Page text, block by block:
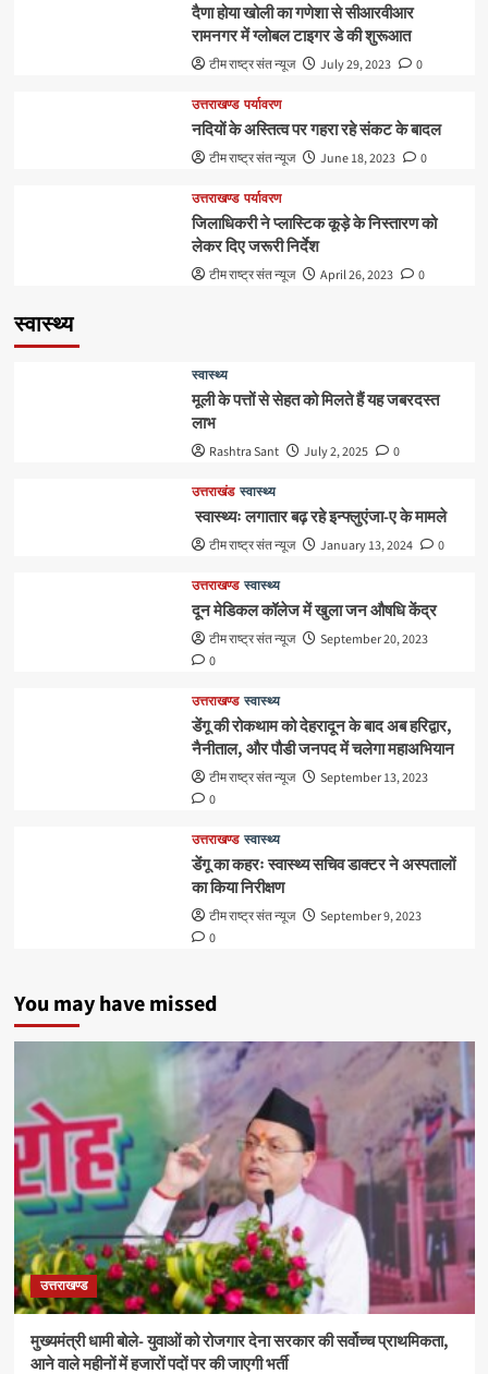
दैणा होया खोली का गणेशा से सीआरवीआर
रामनगर में ग्लोबल टाइगर डे की शुरूआत
टीम राष्ट्र संत न्यूज July 29, 2023 0
उत्तराखण्ड पर्यावरण
नदियों के अस्तित्व पर गहरा रहे संकट के बादल
टीम राष्ट्र संत न्यूज June 18, 2023 0
उत्तराखण्ड पर्यावरण
जिलाधिकरी ने प्लास्टिक कूड़े के निस्तारण को
लेकर दिए जरूरी निर्देश
टीम राष्ट्र संत न्यूज April 26, 2023 0
स्वास्थ्य
स्वास्थ्य
मूली के पत्तों से सेहत को मिलते हैं यह जबरदस्त
लाभ
Rashtra Sant July 2, 2025 0
उत्तराखंड स्वास्थ्य
स्वास्थ्यः लगातार बढ़ रहे इन्फ्लुएंजा-ए के मामले
टीम राष्ट्र संत न्यूज January 13, 2024 0
उत्तराखण्ड स्वास्थ्य
दून मेडिकल कॉलेज में खुला जन औषधि केंद्र
टीम राष्ट्र संत न्यूज
September 20, 2023
0
उत्तराखण्ड स्वास्थ्य
डेंगू की रोकथाम को देहरादून के बाद अब हरिद्वार,
नैनीताल, और पौडी जनपद में चलेगा महाअभियान
टीम राष्ट्र संत न्यूज
September 13, 2023
0
उत्तराखण्ड स्वास्थ्य
डेंगू का कहरः स्वास्थ्य सचिव डाक्टर ने अस्पतालों
का किया निरीक्षण
टीम राष्ट्र संत न्यूज
September 9, 2023
0
You may have missed
उत्तराखण्ड
मुख्यमंत्री धामी बोले- युवाओं को रोजगार देना सरकार की सर्वोच्च प्राथमिकता,
आने वाले महीनों में हजारों पदों पर की जाएगी भर्ती